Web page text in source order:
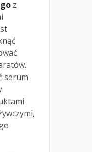
z
serum